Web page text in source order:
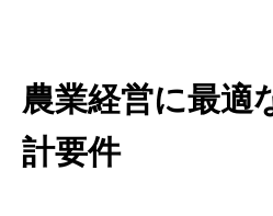
農業経営に最適
計要件